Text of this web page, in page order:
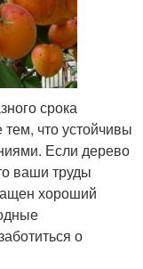
срока
что устойчивы
Если дерево
ваши труды
хороший
о